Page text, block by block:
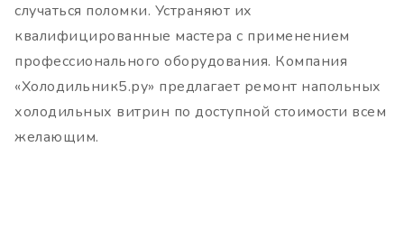
случаться поломки. Устраняют их
квалифицированные мастера с применением
профессионального оборудования. Компания
«Холодильник5.ру» предлагает ремонт напольных
холодильных витрин по доступной стоимости всем
желающим.